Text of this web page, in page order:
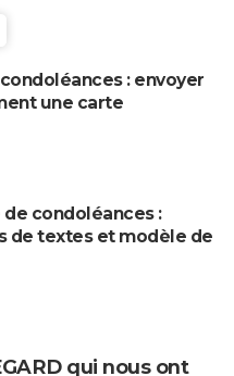
: envoyer
une carte
de condoléances :
de textes et modèle de
qui nous ont